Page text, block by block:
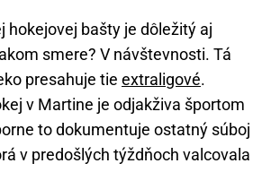
hokejovej bašty je dôležitý aj
smere? V návštevnosti. Tá
presahuje tie extraligové.
v Martine je odjakživa športom
to dokumentuje ostatný súboj
v predošlých týždňoch valcovala